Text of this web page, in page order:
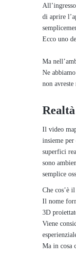
di aprire
Ecco uno
Ma
Ne
non avreste
Il video
insieme
superfici
sono
semplice
Che cos’è
Il nome
3D
Viene
Ma in cosa